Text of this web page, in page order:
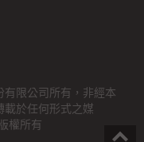
有限公司所有，非經本
載於任何形式之媒
權所有